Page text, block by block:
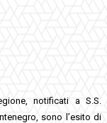
notificati a S.S.
sono l’esito di